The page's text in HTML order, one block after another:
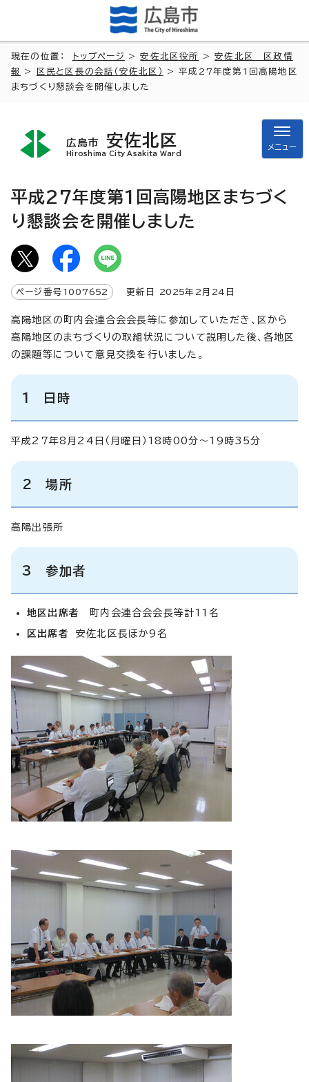
現在の位置： トップページ >安佐北区役所 >安佐北区 区政情
報
> 区民と区長の会話（安佐北区）
> 平成27年度第1回高陽地区
まちづくり懇談会を開催しました
広島市 安佐北区
Hiroshima City Asakita Ward
メニュー
平成27年度第1回高陽地区まちづく
り懇談会を開催しました
ページ番号 1007652 更新日 2025年2月 24 日
高陽地区の町内会連合会会長等に参加していただき、区から
高陽地区のまちづくりの取組状況について説明した後、各地区
の課題等について意見交換を行いました。
1 日時
平成27年8月24日（月曜日）18時00分～19時35分
2 場所
高陽出張所
3 参加者
地区出席者 町内会連合会会長等計11名
区出席者 安佐北区長ほか9名